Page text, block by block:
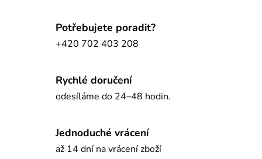
Potřebujete poradit?
+420 702 403 208
Rychlé doručení
odesíláme do 24–48 hodin.
Jednoduché vrácení
až 14 dní na vrácení zboží